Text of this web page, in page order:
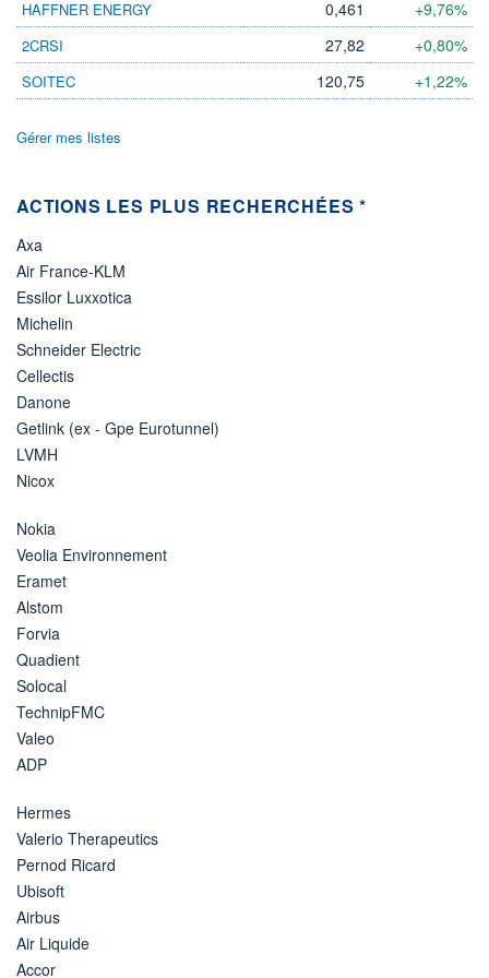
Boursobank
HAFFNER ENERGY 0,461 +9,76%
2CRSI 27,82 +0,80%
SOITEC 120,75 +1,22%
Gérer mes listes
ACTIONS LES PLUS RECHERCHÉES *
Axa
Air France-KLM
Essilor Luxxotica
Michelin
Schneider Electric
Cellectis
Danone
Getlink (ex - Gpe Eurotunnel)
LVMH
Nicox
Nokia
Veolia Environnement
Eramet
Alstom
Forvia
Quadient
Solocal
TechnipFMC
Valeo
ADP
Hermes
Valerio Therapeutics
Pernod Ricard
Ubisoft
Airbus
Air Liquide
Accor